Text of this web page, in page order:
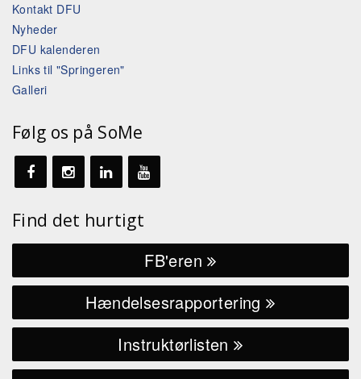
Kontakt DFU
Nyheder
DFU kalenderen
Links til "Springeren"
Galleri
Følg os på SoMe
Find det hurtigt
FB'eren
Hændelsesrapportering
Instruktørlisten